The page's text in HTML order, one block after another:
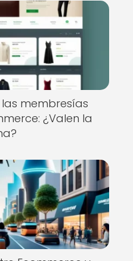
membresías
¿Valen la